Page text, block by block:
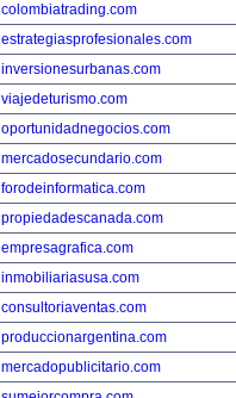
colombiatrading.com
estrategiasprofesionales.com
inversionesurbanas.com
viajedeturismo.com
oportunidadnegocios.com
mercadosecundario.com
forodeinformatica.com
propiedadescanada.com
empresagrafica.com
inmobiliariasusa.com
consultoriaventas.com
produccionargentina.com
mercadopublicitario.com